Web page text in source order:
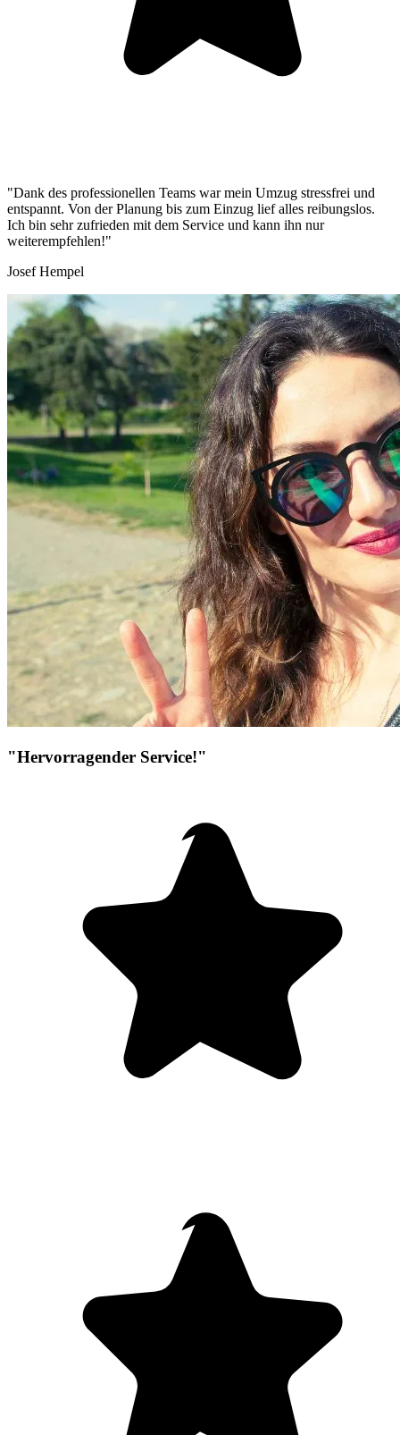
"Dank des professionellen Teams war mein Umzug stressfrei und
entspannt. Von der Planung bis zum Einzug lief alles reibungslos.
Ich bin sehr zufrieden mit dem Service und kann ihn nur
weiterempfehlen!"
Josef Hempel
"Hervorragender Service!"